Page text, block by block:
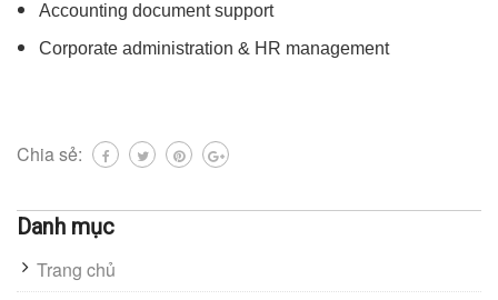
Accounting document support
Corporate administration & HR management
Chia sẻ:
Danh mục
Trang chủ